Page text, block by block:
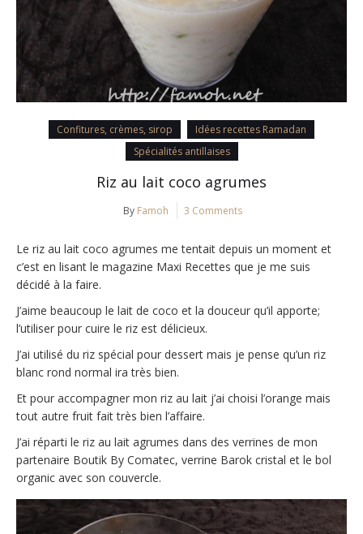
Confitures, crèmes, sirop
Idées recettes Ramadan
Spécialités antillaises
Riz au lait coco agrumes
By Famoh 3 Comments
Le riz au lait coco agrumes me tentait depuis un moment et
c’est en lisant le magazine Maxi Recettes que je me suis
décidé à la faire.
J’aime beaucoup le lait de coco et la douceur qu’il apporte;
l’utiliser pour cuire le riz est délicieux.
J’ai utilisé du riz spécial pour dessert mais je pense qu’un riz
blanc rond normal ira très bien.
Et pour accompagner mon riz au lait j’ai choisi l’orange mais
tout autre fruit fait très bien l’affaire.
J’ai réparti le riz au lait agrumes dans des verrines de mon
partenaire Boutik By Comatec, verrine Barok cristal et le bol
organic avec son couvercle.